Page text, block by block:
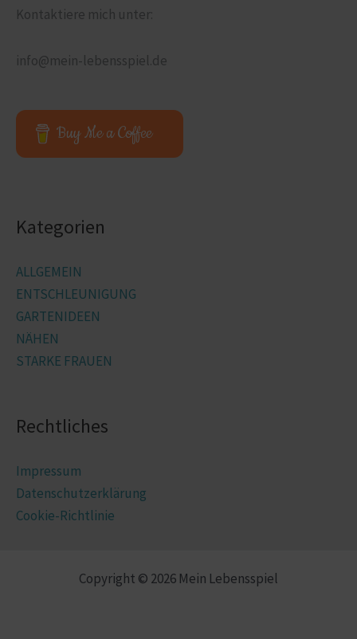
Kontaktiere mich unter:
info@mein-lebensspiel.de
Buy Me a Coffee
Kategorien
ALLGEMEIN
ENTSCHLEUNIGUNG
GARTENIDEEN
NÄHEN
STARKE FRAUEN
Rechtliches
Impressum
Datenschutzerklärung
Cookie-Richtlinie
Copyright © 2026 Mein Lebensspiel